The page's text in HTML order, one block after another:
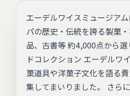
エーデルワイスミュージア
パの歴史・伝統を誇る製菓
品、古書等 約4,000点から
ドコレクション エーデルワ
菓道具や洋菓子文化を語る
集してまいりました。 さら